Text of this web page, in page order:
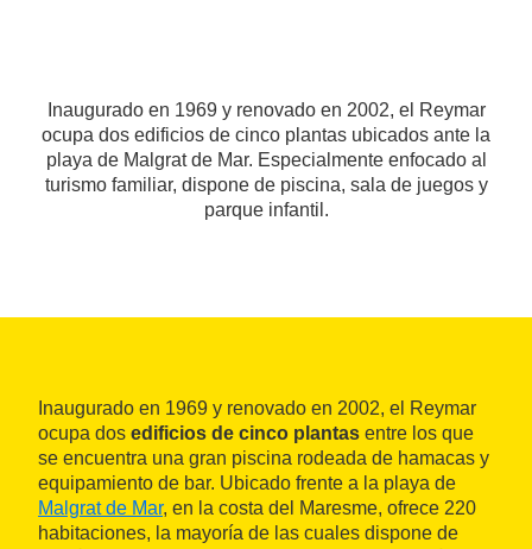
Inaugurado en 1969 y renovado en 2002, el Reymar
ocupa dos edificios de cinco plantas ubicados ante la
playa de Malgrat de Mar. Especialmente enfocado al
turismo familiar, dispone de piscina, sala de juegos y
parque infantil.
Inaugurado en 1969 y renovado en 2002, el Reymar
ocupa dos edificios de cinco plantas entre los que
se encuentra una gran piscina rodeada de hamacas y
equipamiento de bar. Ubicado frente a la playa de
Malgrat de Mar, en la costa del Maresme, ofrece 220
habitaciones, la mayoría de las cuales dispone de